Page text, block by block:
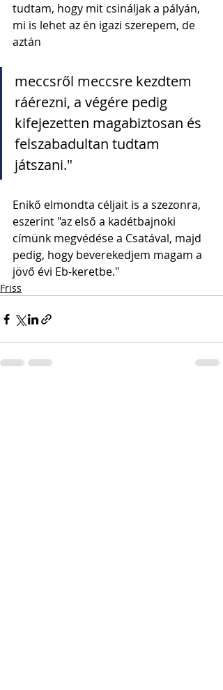
tudtam, hogy mit csináljak a pályán,
mi is lehet az én igazi szerepem, de
aztán
meccsről meccsre kezdtem
ráérezni, a végére pedig
kifejezetten magabiztosan és
felszabadultan tudtam
játszani."
Enikő elmondta céljait is a szezonra,
eszerint "az első a kadétbajnoki
címünk megvédése a Csatával, majd
pedig, hogy beverekedjem magam a
jövő évi Eb-keretbe."
Friss